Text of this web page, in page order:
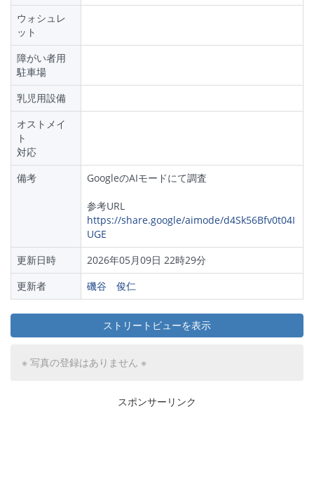
ウォシュレ
ット
障がい者用
駐車場
乳児用設備
オストメイ
ト
対応
備考
GoogleのAIモードにて調査
参考URL
https://share.google/aimode/d4Sk56Bfv0t04I
UGE
更新日時
2026年05月09日 22時29分
更新者
磯谷 俊仁
ストリートビューを表示
※ 写真の登録はありません ※
スポンサーリンク